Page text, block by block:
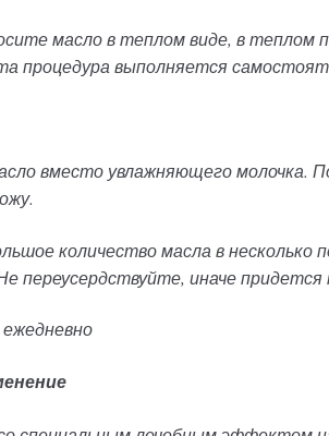
масло в теплом виде, в
процедура выполняется
вместо увлажняющего молочка.
количество масла в несколько
переусердствуйте, иначе
ежедневно